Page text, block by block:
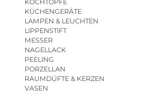
KOCHTÖPFE
KÜCHENGERÄTE
LAMPEN & LEUCHTEN
LIPPENSTIFT
MESSER
NAGELLACK
PEELING
PORZELLAN
RAUMDÜFTE & KERZEN
VASEN